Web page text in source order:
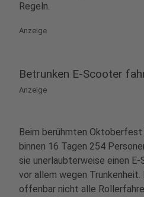
Regeln.
Anzeige
Betrunken E-Scooter
Anzeige
Beim berühmten Oktoberfest
binnen 16 Tagen 254
sie unerlaubterweise einen
vor allem wegen Trunkenheit.
offenbar nicht alle